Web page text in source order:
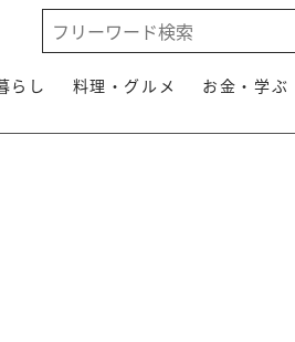
らし 料理・グルメ お金・学ぶ